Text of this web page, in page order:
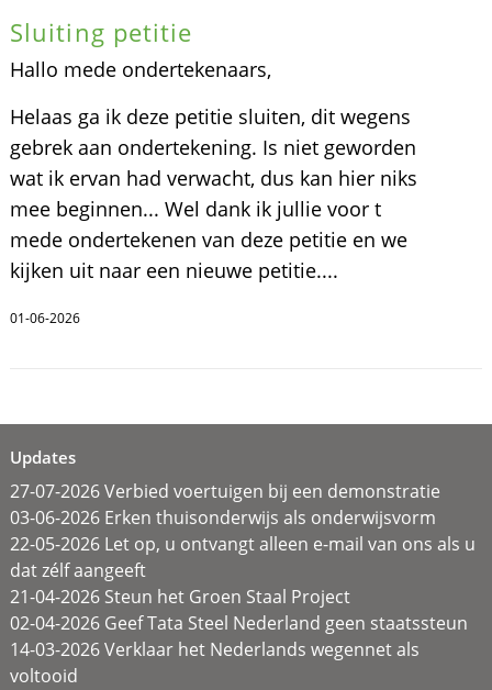
Sluiting petitie
Hallo mede ondertekenaars,
Helaas ga ik deze petitie sluiten, dit wegens
gebrek aan ondertekening. Is niet geworden
wat ik ervan had verwacht, dus kan hier niks
mee beginnen... Wel dank ik jullie voor t
mede ondertekenen van deze petitie en we
kijken uit naar een nieuwe petitie....
01-06-2026
Updates
27-07-2026 Verbied voertuigen bij een demonstratie
03-06-2026 Erken thuisonderwijs als onderwijsvorm
22-05-2026 Let op, u ontvangt alleen e-mail van ons als u
dat zélf aangeeft
21-04-2026 Steun het Groen Staal Project
02-04-2026 Geef Tata Steel Nederland geen staatssteun
14-03-2026 Verklaar het Nederlands wegennet als
voltooid